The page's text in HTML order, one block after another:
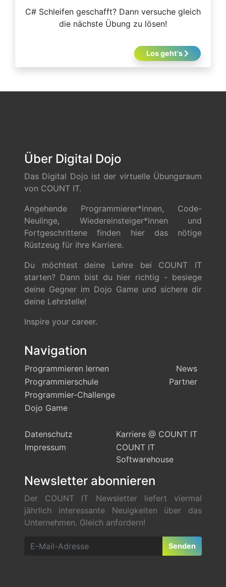
C# Schleifen geschafft? Dann versuche gleich
die nächste Übung zu lösen!
Los geht's
Über Digital Dojo
Das Digital Dojo ist der virtuelle Übungsraum
von COUNT IT.
Angehende Programmierer*innen, Code-
Neulinge, Wiedereinsteiger*innen und
Fortgeschrittene finden hier das nötige
Rüstzeug für ihre Karriere.
Du möchtest deine Lehre bei COUNT IT
starten? Dann bist du hier richtig - besiege
deine Gegner im Dojo Game und sichere dir
deine Lehrstelle!
Inspire your career.
Navigation
Programmieren lernen
News
Programmierschule
Partner
Programmier-Challenge
Dojo Game
Datenschutz
Karriere @ COUNT IT
Impressum
COUNT IT
Softwarehouse
Newsletter abonnieren
Der COUNT IT Newsletter liefert viermal
jährlich interessante Neuigkeiten über das
Unternehmen. Gleich anfordern!
Senden